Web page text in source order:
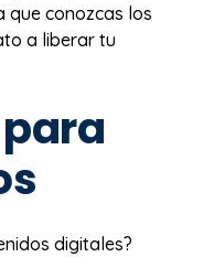
que conozcas los
a liberar tu
digitales?